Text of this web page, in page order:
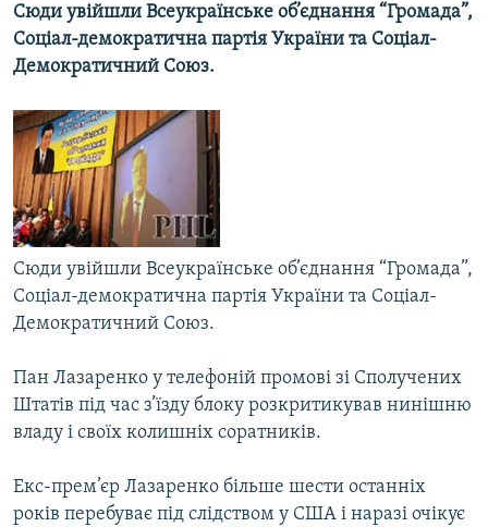
СВІТ
КИТАЙ.ВИКЛИКИ
МУЛЬТИМЕДІА
СПЕЦПРОЄКТИ
ПОДКАСТИ
КРИМ РЕАЛІЇ
РУС
УКР
ДОЛУЧАЙСЯ!
Сюди увійшли Всеукраїнське об’єднання “Громада”,
Соціал-демократична партія України та Соціал-
Демократичний Союз.
Сюди увійшли Всеукраїнське об’єднання “Громада”,
Соціал-демократична партія України та Соціал-
Демократичний Союз.
Пан Лазаренко у телефоній промові зі Сполучених
Штатів під час з’їзду блоку розкритикував нинішню
владу і своїх колишніх соратників.
Екс-прем’єр Лазаренко більше шести останніх
років перебуває під слідством у США і наразі очікує